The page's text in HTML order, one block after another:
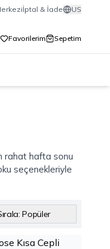
İptal & İade US
Favorilerim Sepetim
rahat hafta sonu
seçenekleriyle
Popüler